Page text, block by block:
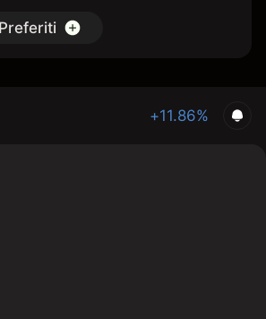
+11.86%